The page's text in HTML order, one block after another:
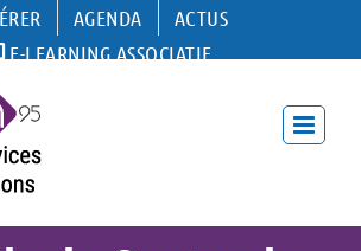
AGENDA
ACTUS
E-LEARNING ASSOCIATIF